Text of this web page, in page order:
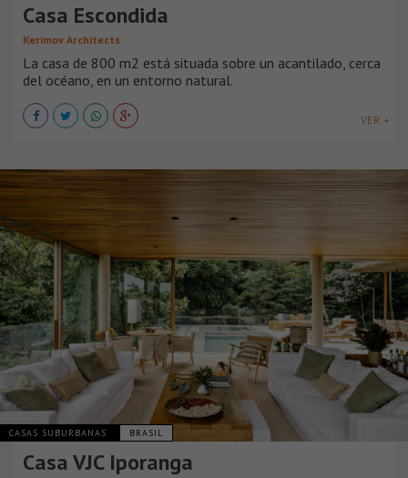
Casa Escondida
Kerimov Architects
La casa de 800 m2 está situada sobre un acantilado, cerca
del océano, en un entorno natural.
VER +
CASAS SUBURBANAS BRASIL
Casa VJC Iporanga